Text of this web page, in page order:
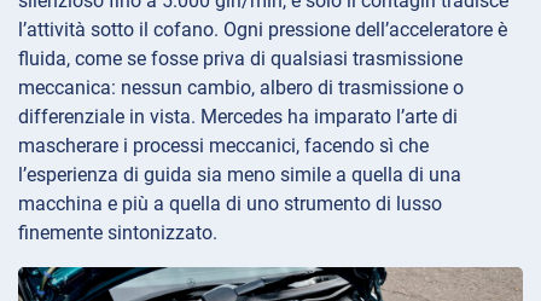
l’attività sotto il cofano. Ogni pressione dell’acceleratore è
fluida, come se fosse priva di qualsiasi trasmissione
meccanica: nessun cambio, albero di trasmissione o
differenziale in vista. Mercedes ha imparato l’arte di
mascherare i processi meccanici, facendo sì che
l’esperienza di guida sia meno simile a quella di una
macchina e più a quella di uno strumento di lusso
finemente sintonizzato.